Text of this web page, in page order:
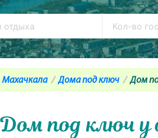
Махачкала Дома под ключ Дом
Дом под ключ у